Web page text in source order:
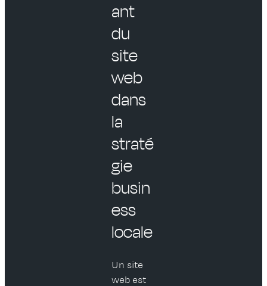
ant
du
site
web
dans
la
straté
gie
busin
ess
locale
Un site
web est